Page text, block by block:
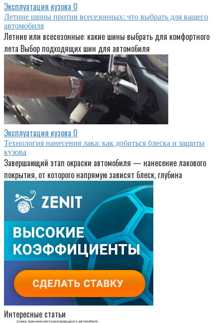
Эксплуатация кузова 0
Летние шины против всесезонных: что выбрать для вашего
автомобиля
Летние или всесезонные: какие шины выбрать для комфортного
лета Выбор подходящих шин для автомобиля
Эксплуатация кузова 0
Технология нанесения лака: как добиться блеска и защиты
кузова
Завершающий этап окраски автомобиля — нанесение лакового
покрытия, от которого напрямую зависят блеск, глубина
Интересные статьи